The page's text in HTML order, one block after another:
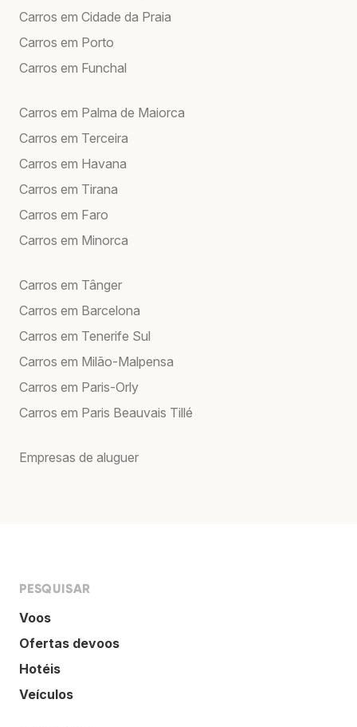
Carros em Cidade da Praia
Carros em Porto
Carros em Funchal
Carros em Palma de Maiorca
Carros em Terceira
Carros em Havana
Carros em Tirana
Carros em Faro
Carros em Minorca
Carros em Tânger
Carros em Barcelona
Carros em Tenerife Sul
Carros em Milão-Malpensa
Carros em Paris-Orly
Carros em Paris Beauvais Tillé
Empresas de aluguer
PESQUISAR
Voos
Ofertas devoos
Hotéis
Veículos